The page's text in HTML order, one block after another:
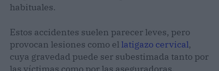
habituales.
Estos accidentes suelen parecer leves, pero
provocan lesiones como ellatigazo cervical,
cuya gravedad puede ser subestimada tanto por
las víctimas como por las aseguradoras.